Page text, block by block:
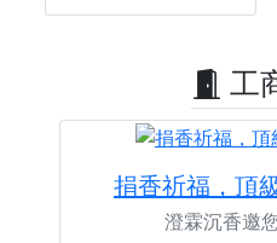
工
捐香祈福，頂
澄霖沉香邀